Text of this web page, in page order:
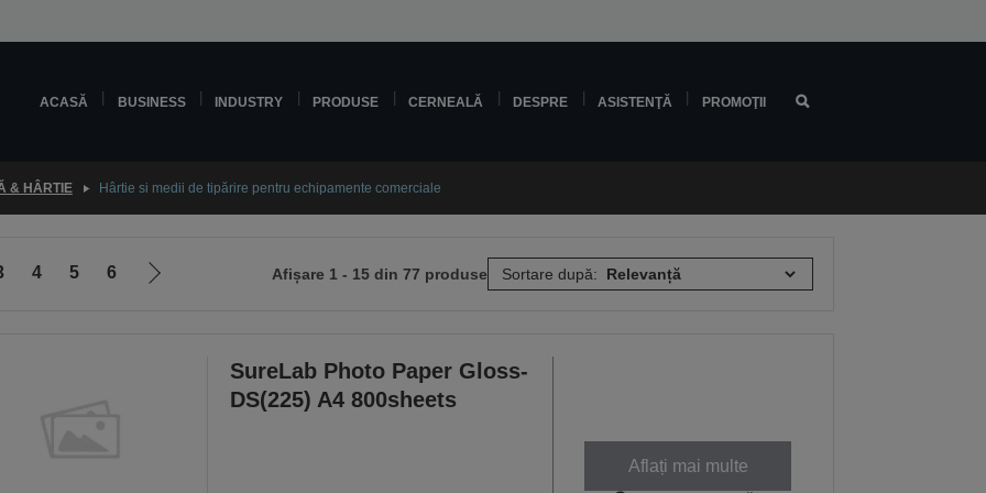
ACASĂ BUSINESS INDUSTRY PRODUSE CERNEALĂ DESPRE ASISTENŢĂ PROMOŢII
& HÂRTIE Hârtie si medii de tipărire pentru echipamente comerciale
4 5 6
Mergi
următoare
Afișare 1 - 15 din 77 produse Sortare după:
SureLab Photo Paper Gloss-
DS(225) A4 800sheets
Aflați mai multe